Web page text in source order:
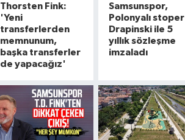
Thorsten Fink:
'Yeni
transferlerden
memnunum,
başka transferler
de yapacağız'
Samsunspor,
Polonyalı stoper
Drapinski ile 5
yıllık sözleşme
imzaladı